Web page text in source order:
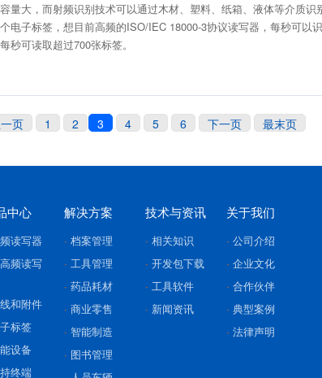
量大，而射频识别技术可以通过木材、塑料、纸箱、液体等介质识
电子标签，想目前高频的ISO/IEC 18000-3协议读写器，每秒可以
秒可读取超过700张标签。
页 1 2 3 4 5 6 下一页 最末页
中心
读写器
频读写
和附件
标签
设备
终端
解决方案
档案管理
工具管理
药品耗材
商业零售
智能制造
图书管理
技术与资讯
相关知识
开发包下载
工具软件
新闻资讯
关于我们
公司介绍
企业文化
合作伙伴
典型案例
法律声明